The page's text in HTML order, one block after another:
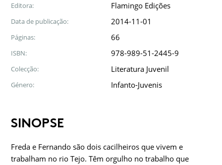
Editora: Flamingo Edições
Data de publicação: 2014-11-01
Páginas: 66
ISBN: 978-989-51-2445-9
Colecção: Literatura Juvenil
Género: Infanto-Juvenis
SINOPSE
Freda e Fernando são dois cacilheiros que vivem e
trabalham no rio Tejo. Têm orgulho no trabalho que